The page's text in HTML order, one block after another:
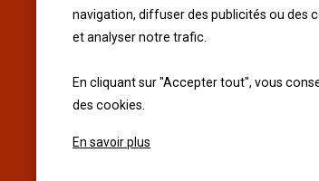
Le dimanche
10h00 à 12h00 - 14h30 à 18h30
Le 14 juillet Fête Nationale
Le 15 Août Assomption
navigation, diffuser des publicités ou des
et analyser notre trafic.
En cliquant sur "Accepter tout", vous
des cookies.
En savoir plus